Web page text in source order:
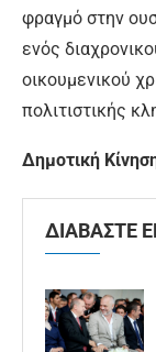
φραγμό στην
ενός
οικουμενικού
πολιτιστικής
Δημοτική
ΔΙΑΒΑΣΤΕ